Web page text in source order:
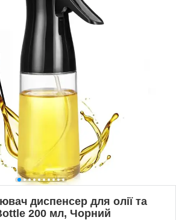
диспенсер для олії та
200 мл, Чорний